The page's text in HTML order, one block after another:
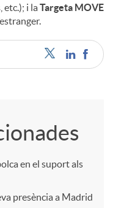
etc.); i laTargeta MOVE
en el suport als
presència a Madrid